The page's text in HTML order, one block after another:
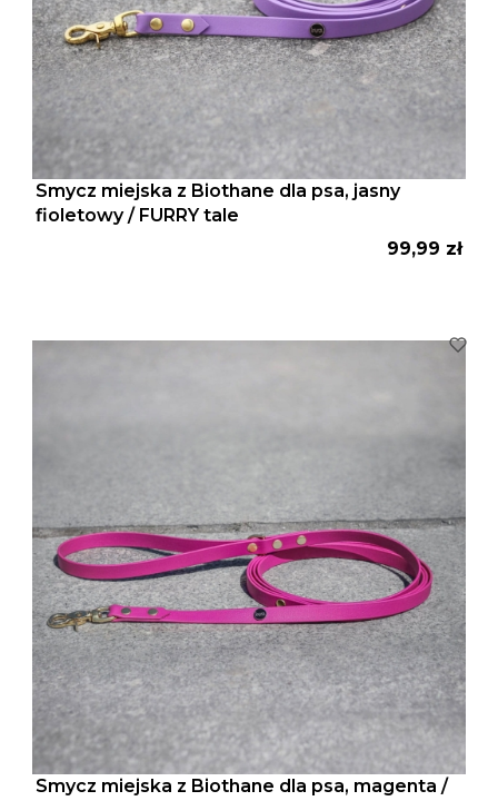
Smycz miejska z Biothane dla psa, jasny
fioletowy / FURRY tale
Cena
99,99 zł
Smycz miejska z Biothane dla psa, magenta /